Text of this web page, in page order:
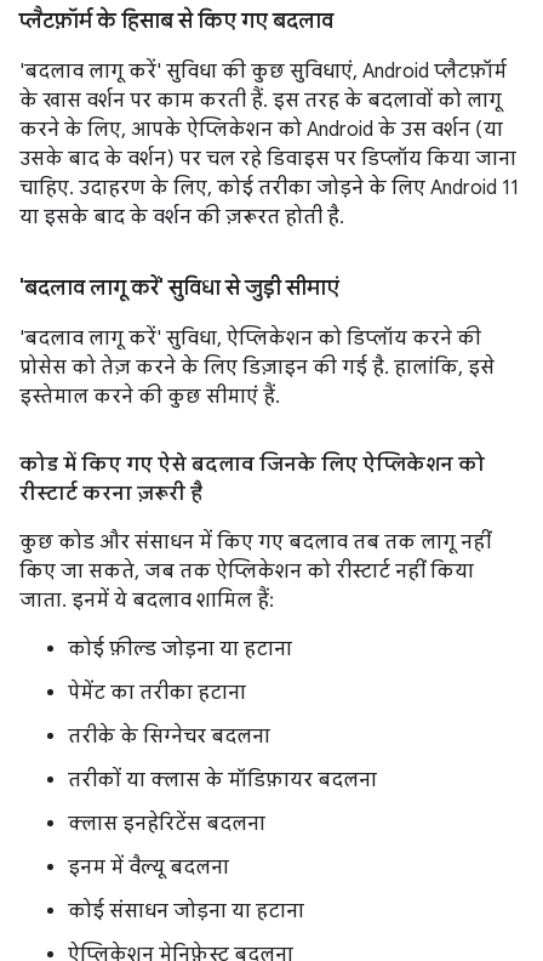
प्लैटफ़ॉर्म के हिसाब से किए गए बदलाव
'बदलाव लागू करें' सुविधा की कुछ सुविधाएं, Android प्लैटफ़ॉर्म
के खास वर्शन पर काम करती हैं. इस तरह के बदलावों को लागू
करने के लिए, आपके ऐप्लिकेशन को Android के उस वर्शन (या
उसके बाद के वर्शन) पर चल रहे डिवाइस पर डिप्लॉय किया जाना
चाहिए. उदाहरण के लिए, कोई तरीका जोड़ने के लिए Android 11
या इसके बाद के वर्शन की ज़रूरत होती है.
'बदलाव लागू करें' सुविधा से जुड़ी सीमाएं
'बदलाव लागू करें' सुविधा, ऐप्लिकेशन को डिप्लॉय करने की
प्रोसेस को तेज़ करने के लिए डिज़ाइन की गई है. हालांकि, इसे
इस्तेमाल करने की कुछ सीमाएं हैं.
कोड में किए गए ऐसे बदलाव जिनके लिए ऐप्लिकेशन को
रीस्टार्ट करना ज़रूरी है
कुछ कोड और संसाधन में किए गए बदलाव तब तक लागू नहीं
किए जा सकते, जब तक ऐप्लिकेशन को रीस्टार्ट नहीं किया
जाता. इनमें ये बदलाव शामिल हैं:
कोई फ़ील्ड जोड़ना या हटाना
पेमेंट का तरीका हटाना
तरीके के सिग्नेचर बदलना
तरीकों या क्लास के मॉडिफ़ायर बदलना
क्लास इनहेरिटेंस बदलना
इनम में वैल्यू बदलना
कोई संसाधन जोड़ना या हटाना
ऐप्लिकेशन मेनिफ़ेस्ट बदलना